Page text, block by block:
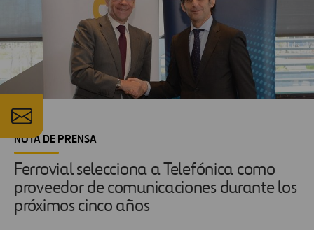
NOTA DE PRENSA
Ferrovial selecciona a Telefónica como
proveedor de comunicaciones durante los
próximos cinco años